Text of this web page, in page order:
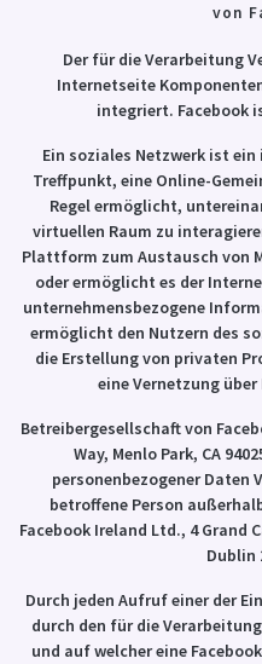
von
Der für die Verarbeitung
Internetseite
integriert. Facebook
Ein soziales Netzwerk ist
Treffpunkt, eine Online-
Regel ermöglicht,
virtuellen Raum zu
Plattform zum Austausch von
oder ermöglicht es der
unternehmensbezogene
ermöglicht den Nutzern des
die Erstellung von privaten
eine Vernetzung
Betreibergesellschaft von
Way, Menlo Park, CA
personenbezogener Daten
betroffene Person
Facebook Ireland Ltd., 4 Grand
Dublin
Durch jeden Aufruf einer der
durch den für die
und auf welcher eine